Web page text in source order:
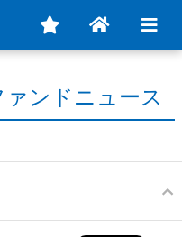
ンドニュース